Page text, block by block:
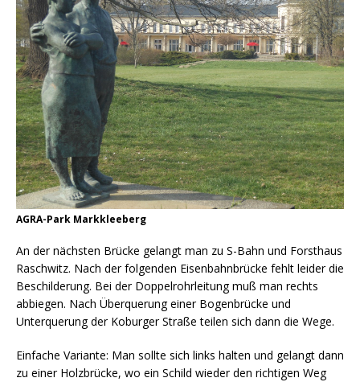
AGRA-Park Markkleeberg
An der nächsten Brücke gelangt man zu S-Bahn und Forsthaus
Raschwitz. Nach der folgenden Eisenbahnbrücke fehlt leider die
Beschilderung. Bei der Doppelrohrleitung muß man rechts
abbiegen. Nach Überquerung einer Bogenbrücke und
Unterquerung der Koburger Straße teilen sich dann die Wege.
Einfache Variante: Man sollte sich links halten und gelangt dann
zu einer Holzbrücke, wo ein Schild wieder den richtigen Weg